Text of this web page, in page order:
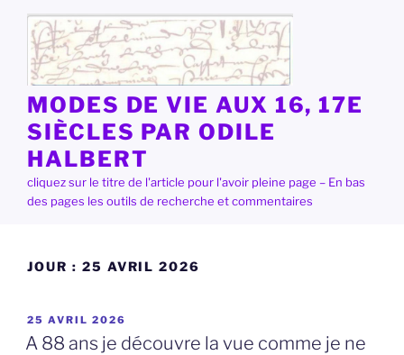
contenu
principal
MODES DE VIE AUX 16, 17E
SIÈCLES PAR ODILE
HALBERT
cliquez sur le titre de l'article pour l'avoir pleine page – En bas
des pages les outils de recherche et commentaires
JOUR : 25 AVRIL 2026
PUBLIÉ
LE
25 AVRIL 2026
A 88 ans je découvre la vue comme je ne